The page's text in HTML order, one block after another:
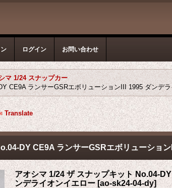
ログイン お問い合わせ
マ 1/24 スナップカー
CE9A ランサーGSRエボリューションIII 1995 ダンデ
Translate
DY CE9A ランサーGSRエボリューショ
アオシマ 1/24 ザ スナップキット No.04-
ンデライオンイエロー [ao-sk24-04-dy]